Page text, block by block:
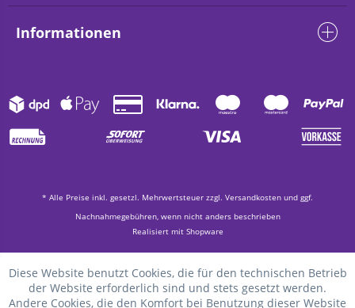
Informationen
* Alle Preise inkl. gesetzl. Mehrwertsteuer zzgl. Versandkosten und ggf.
Nachnahmegebühren, wenn nicht anders beschrieben
Realisiert mit Shopware
Diese Website benutzt Cookies, die für den technischen Betrieb
der Website erforderlich sind und stets gesetzt werden.
Andere Cookies, die den Komfort bei Benutzung dieser Website